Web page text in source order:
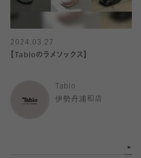
2024.03.27
【Tabioのラメソックス】
Tabio
伊勢丹浦和店